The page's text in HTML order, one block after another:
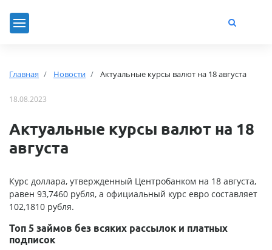
Главная Новости Актуальные курсы валют на 18 августа
18.08.2023
Актуальные курсы валют на 18
августа
Курс доллара, утвержденный Центробанком на 18 августа,
равен 93,7460 рубля, а официальный курс евро составляет
102,1810 рубля.
Топ 5 займов без всяких рассылок и платных
подписок